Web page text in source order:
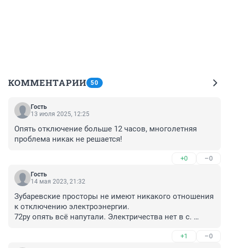
КОММЕНТАРИИ 50
Гость
13 июля 2025, 12:25
Опять отключение больше 12 часов, многолетняя
проблема никак не решается!
+0 –0
Гость
14 мая 2023, 21:32
Зубаревские просторы не имеют никакого отношения
к отключению электроэнергии.
72ру опять всё напутали. Электричества нет в с.
+1 –0